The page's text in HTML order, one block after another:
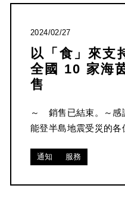
2024/02/27
以「食」來支
全國 10 家海
售
～ 銷售已結束。～感
能登半島地震受災的
通知 服務